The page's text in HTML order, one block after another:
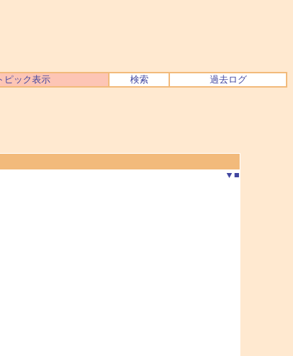
ピック表示 検索 過去ログ
▼ ■